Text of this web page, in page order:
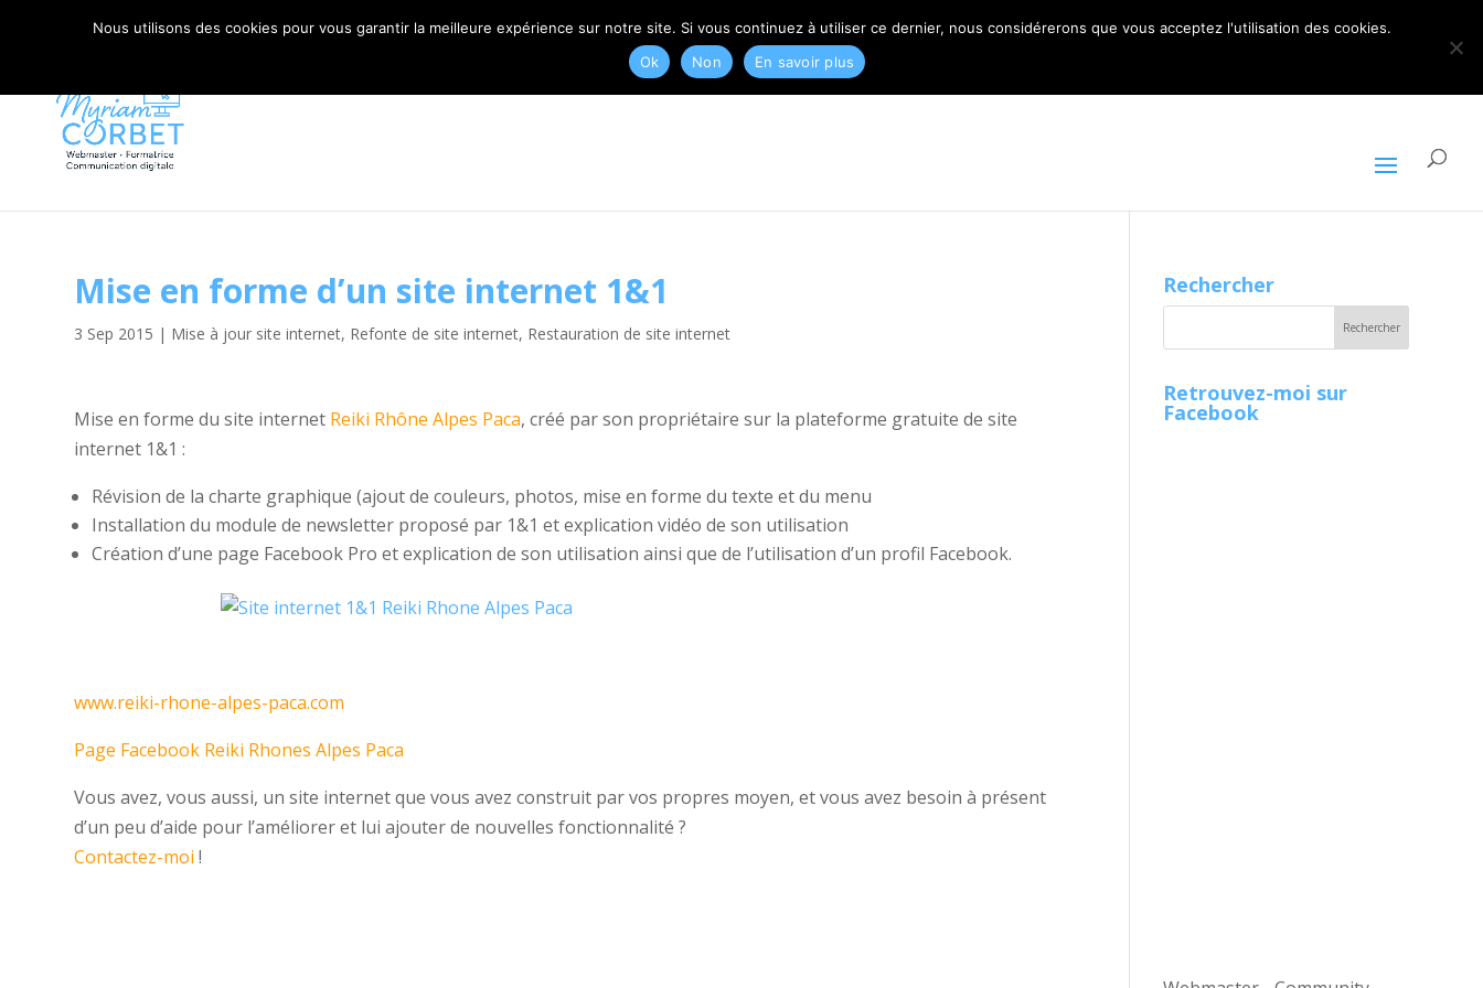
06 79 42 10 00 CONTACT@MYRIAM-CORBET.NET ARTICLES 0
Mise en forme d’un site internet 1&1
3 Sep 2015 | Mise à jour site internet, Refonte de site internet, Restauration de site internet
Mise en forme du site internet Reiki Rhône Alpes Paca, créé par son propriétaire sur la plateforme gratuite de site
internet 1&1 :
Révision de la charte graphique (ajout de couleurs, photos, mise en forme du texte et du menu
Installation du module de newsletter proposé par 1&1 et explication vidéo de son utilisation
Création d’une page Facebook Pro et explication de son utilisation ainsi que de l’utilisation d’un profil Facebook.
www.reiki-rhone-alpes-paca.com
Page Facebook Reiki Rhones Alpes Paca
Vous avez, vous aussi, un site internet que vous avez construit par vos propres moyen, et vous avez besoin à présent
d’un peu d’aide pour l’améliorer et lui ajouter de nouvelles fonctionnalité ?
Contactez-moi!
Rechercher
Retrouvez-moi sur
Facebook
Nous utilisons des cookies pour vous garantir la meilleure expérience sur notre site. Si vous continuez à utiliser ce dernier, nous considérerons que vous acceptez l'utilisation des cookies.
Ok
Non En savoir plus